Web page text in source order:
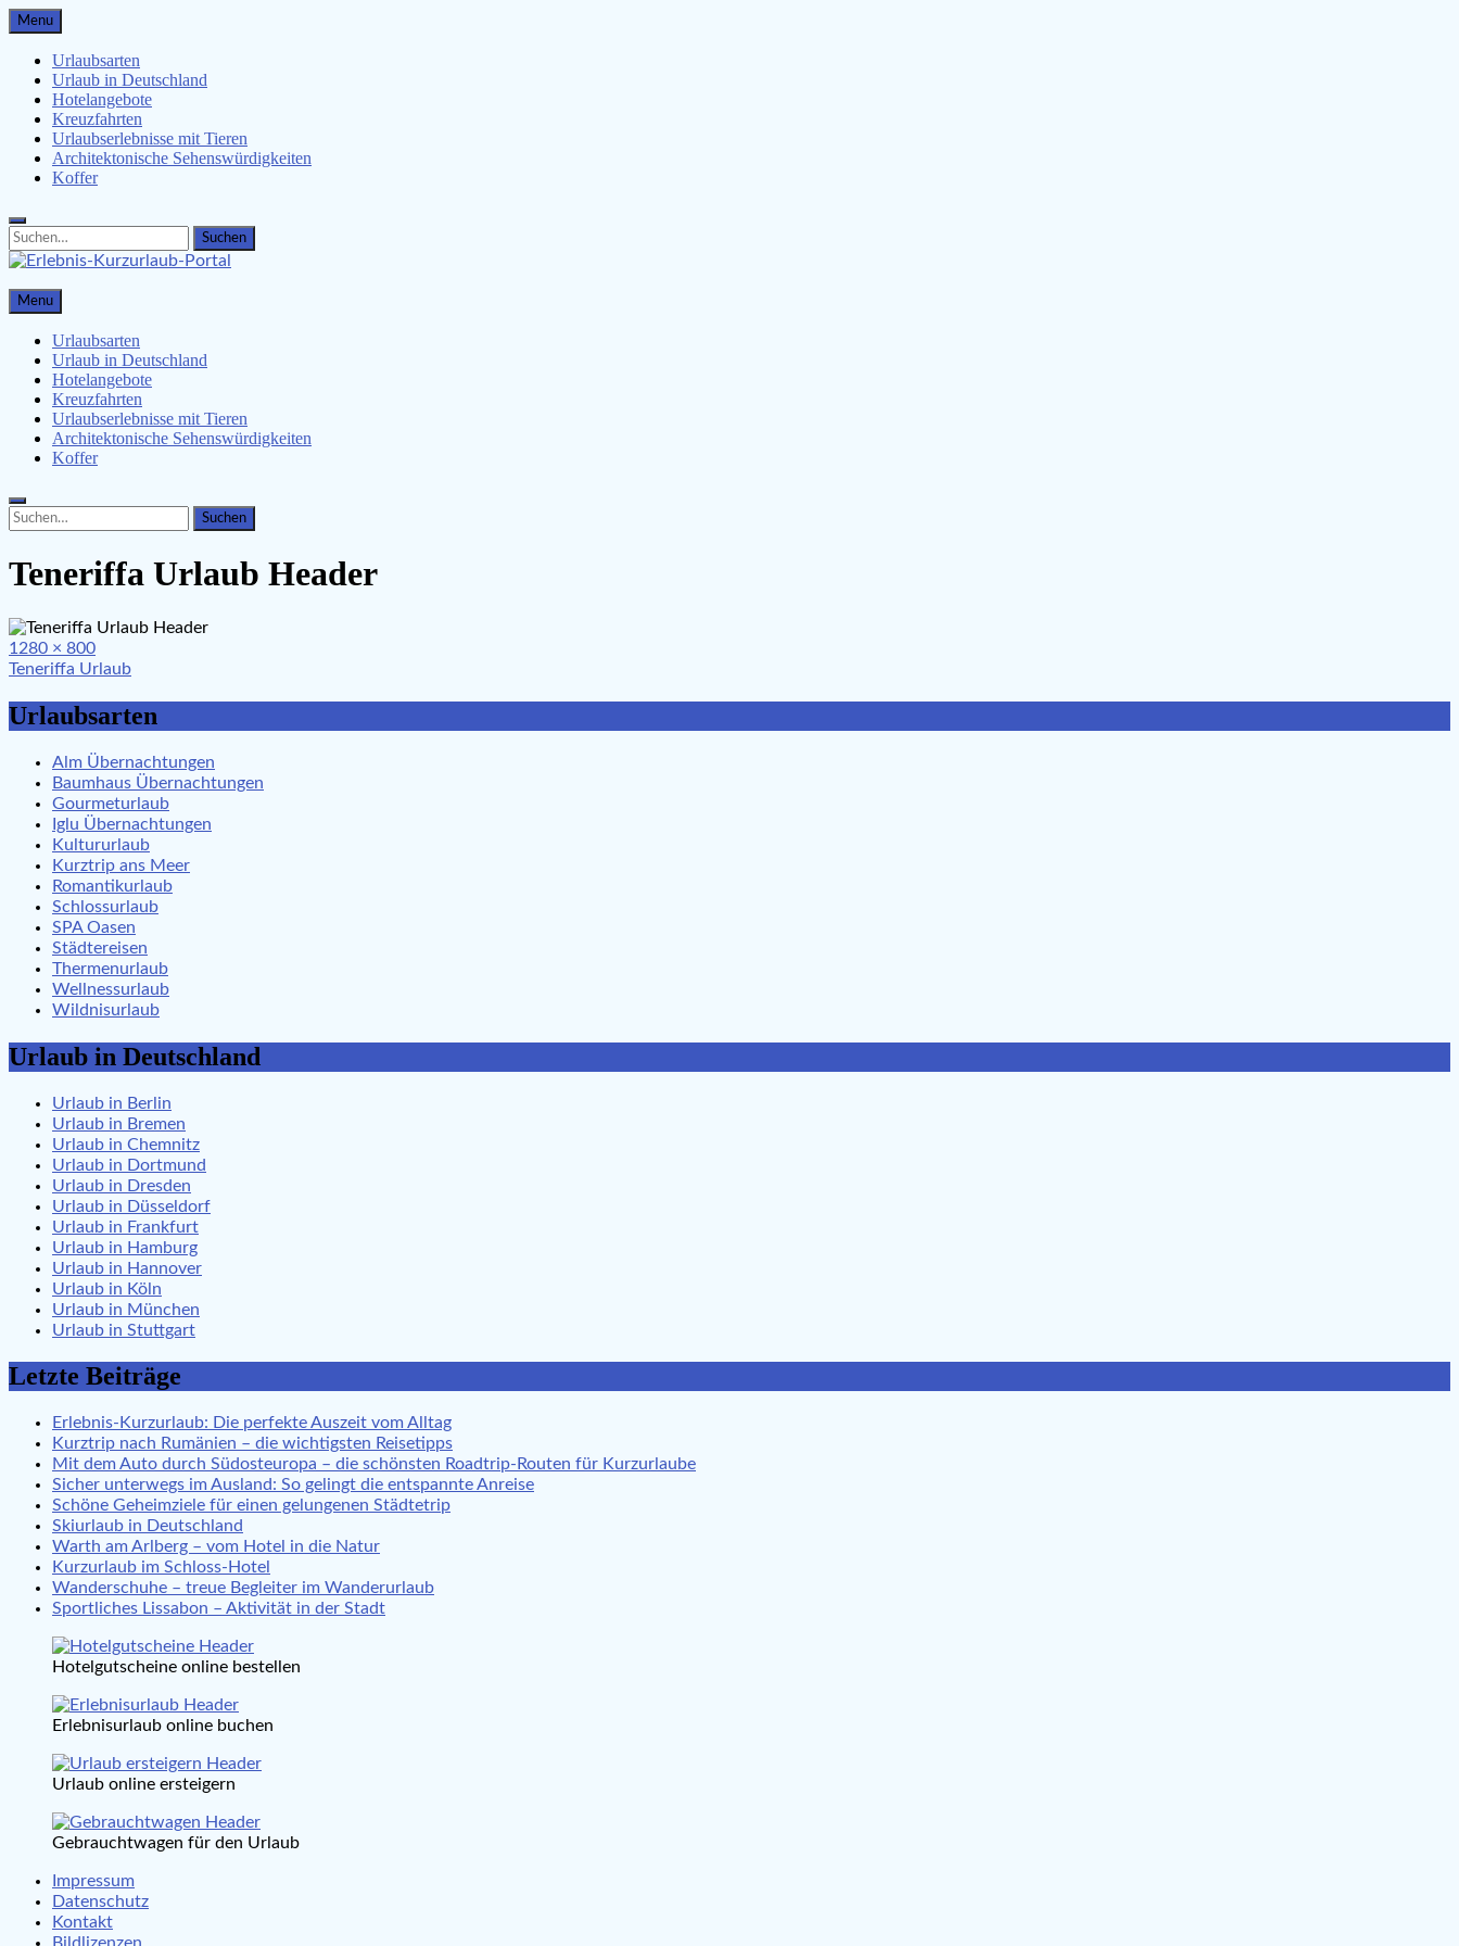
Skip
to
content
Menu
Urlaubsarten
Urlaub in Deutschland
Hotelangebote
Kreuzfahrten
Urlaubserlebnisse mit Tieren
Architektonische Sehenswürdigkeiten
Koffer
Search
for:
Search
Erlebnis-Kurzurlaub-Portal
Urlaubsangebote, Erlebnisse & mehr
Menu
Urlaubsarten
Urlaub in Deutschland
Hotelangebote
Kreuzfahrten
Urlaubserlebnisse mit Tieren
Architektonische Sehenswürdigkeiten
Koffer
Search
for:
Search
Teneriffa Urlaub Header
Full
size
1280 × 800
Beitragsnavigation
Teneriffa Urlaub
Urlaubsarten
Alm Übernachtungen
Baumhaus Übernachtungen
Gourmeturlaub
Iglu Übernachtungen
Kultururlaub
Kurztrip ans Meer
Romantikurlaub
Schlossurlaub
SPA Oasen
Städtereisen
Thermenurlaub
Wellnessurlaub
Wildnisurlaub
Urlaub in Deutschland
Urlaub in Berlin
Urlaub in Bremen
Urlaub in Chemnitz
Urlaub in Dortmund
Urlaub in Dresden
Urlaub in Düsseldorf
Urlaub in Frankfurt
Urlaub in Hamburg
Urlaub in Hannover
Urlaub in Köln
Urlaub in München
Urlaub in Stuttgart
Letzte Beiträge
Erlebnis-Kurzurlaub: Die perfekte Auszeit vom Alltag
Kurztrip nach Rumänien – die wichtigsten Reisetipps
Mit dem Auto durch Südosteuropa – die schönsten Roadtrip-Routen für Kurzurlaube
Sicher unterwegs im Ausland: So gelingt die entspannte Anreise
Schöne Geheimziele für einen gelungenen Städtetrip
Skiurlaub in Deutschland
Warth am Arlberg – vom Hotel in die Natur
Kurzurlaub im Schloss-Hotel
Wanderschuhe – treue Begleiter im Wanderurlaub
Sportliches Lissabon – Aktivität in der Stadt
Hotelgutscheine online bestellen
Erlebnisurlaub online buchen
Urlaub online ersteigern
Gebrauchtwagen für den Urlaub
Impressum
Datenschutz
Kontakt